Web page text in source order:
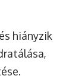
hiányzik